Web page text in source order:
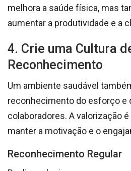
melhora a saúde física, mas
aumentar a produtividade e a
4. Crie uma Cultura
Reconhecimento
Um ambiente saudável
reconhecimento do esforço e
colaboradores. A valorização
manter a motivação e o
Reconhecimento Regular